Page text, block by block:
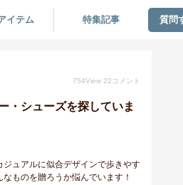
イテム 特集記事 質問
754View 22 コメント
・シューズを探していま
ュアルに似合デザインで歩きやす
ものを贈ろうか悩んでいます！